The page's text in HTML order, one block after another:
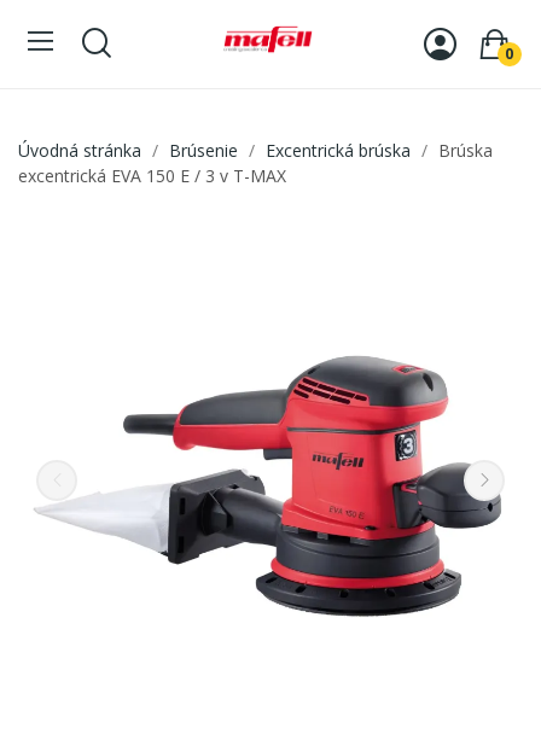
0
Úvodná stránka Brúsenie Excentrická brúska
Brúska
excentrická EVA 150 E / 3 v T-MAX